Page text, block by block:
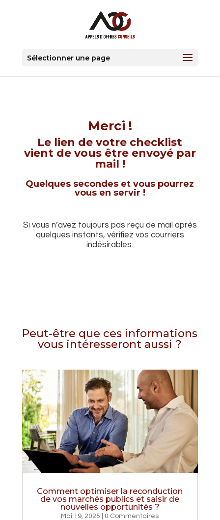
Sélectionner une page
Merci !
Le lien de votre checklist
vient de vous être envoyé par
mail !
Quelques secondes et vous pourrez
vous en servir !
Si vous n’avez toujours pas reçu de mail après
quelques instants, vérifiez vos courriers
indésirables.
Peut-être que ces informations
vous intéresseront aussi ?
Comment optimiser la reconduction
de vos marchés publics et saisir de
nouvelles opportunités ?
Mai 19, 2025 | 0 Commentaires